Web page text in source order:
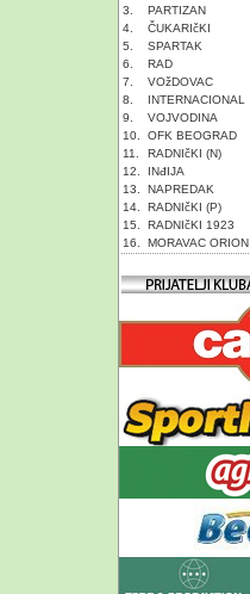
3.
PARTIZAN
4.
ČUKARIčKI
5.
SPARTAK
6.
RAD
7.
VOžDOVAC
8.
INTERNACIONAL
9.
VOJVODINA
10.
OFK BEOGRAD
11.
RADNIčKI (N)
12.
INđIJA
13.
NAPREDAK
14.
RADNIčKI (P)
15.
RADNIčKI 1923
16.
MORAVAC ORION